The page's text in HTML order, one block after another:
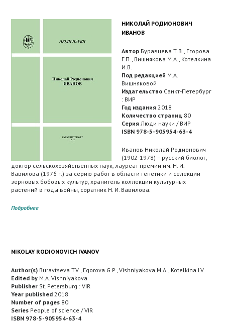
НИКОЛАЙ РОДИОНОВИЧ
ИВАНОВ
Автор Буравцева Т.В., Егорова
Г.П., Вишнякова М.А., Котелкина
И.В.
Под редакцией М.А.
Вишняковой
Издательство Санкт-Петербург
: ВИР
Год издания 2018
Количество страниц 80
Серия Люди науки / ВИР
ISBN 978-5-905954-63-4
Иванов Николай Родионович
(1902-1978) – русский биолог,
доктор сельскохозяйственных наук, лауреат премии им. Н. И.
Вавилова (1976 г.) за серию работ в области генетики и селекции
зерновых бобовых культур, хранитель коллекции культурных
растений в годы войны, соратник Н. И. Вавилова.
Подробнее
NIKOLAY RODIONOVICH IVANOV
Author(s) Buravtseva T.V., Egorova G.P., Vishniyakova M.A., Kotelkina I.V.
Edited by M.A. Vishniyakova
Publisher St. Petersburg : VIR
Year published 2018
Number of pages 80
Series People of science / VIR
ISBN 978-5-905954-63-4